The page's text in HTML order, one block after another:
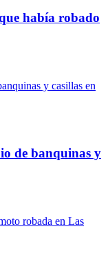
había robado
de banquinas y